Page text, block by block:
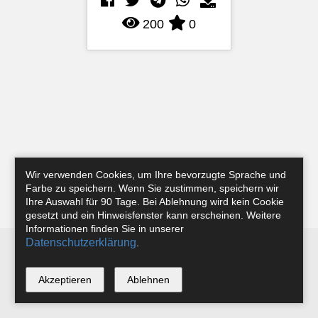
200 0
Instagram
*
Wir verwenden Cookies, um Ihre bevorzugte Sprache und
Farbe zu speichern. Wenn Sie zustimmen, speichern wir
Ihre Auswahl für 90 Tage. Bei Ablehnung wird kein Cookie
gesetzt und ein Hinweisfenster kann erscheinen. Weitere
Informationen finden Sie in unserer
Datenschutzerklärung
Akzeptieren Ablehnen